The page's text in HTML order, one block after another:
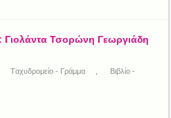
Γιολάντα Τσορώνη Γεωργιάδη
Tαχυδρομείο - Γράμμα
Βιβλίο -